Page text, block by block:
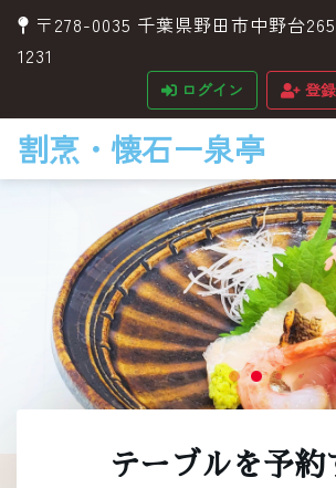
〒278-0035 千葉県野田市中野台265
1231
ログイン 登録
割烹・懐石ー泉亭
テーブルを予約